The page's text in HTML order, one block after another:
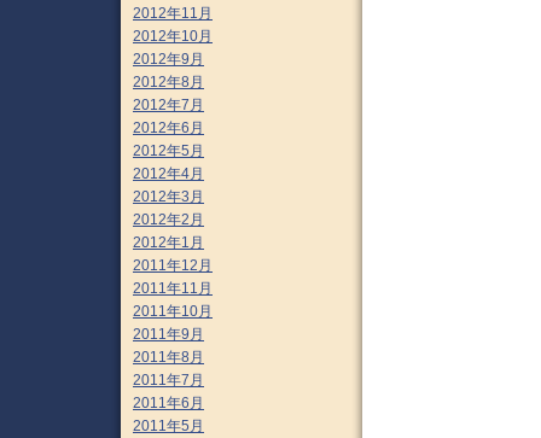
2012年11月
2012年10月
2012年9月
2012年8月
2012年7月
2012年6月
2012年5月
2012年4月
2012年3月
2012年2月
2012年1月
2011年12月
2011年11月
2011年10月
2011年9月
2011年8月
2011年7月
2011年6月
2011年5月